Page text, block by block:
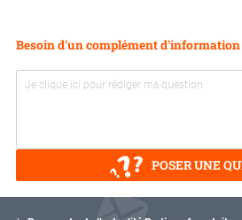
Besoin d'un complément d'information
POSER UNE